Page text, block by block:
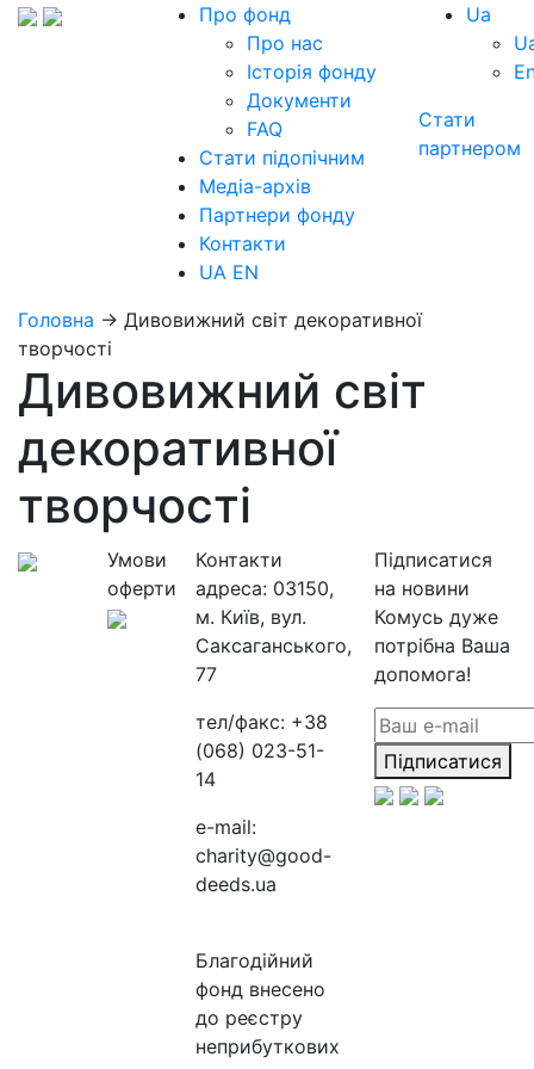
Про фонд
Про нас
Історія фонду
Документи
FAQ
Стати підопічним
Медіа-архів
Партнери фонду
Контакти
UA EN
Ua
Стати
партнером
Головна → Дивовижний світ декоративної
творчості
Дивовижний світ
декоративної
творчості
Умови
оферти
Контакти
адреса: 03150,
м. Київ, вул.
Саксаганського,
77
тел/факс: +38
(068) 023-51-
14
e-mail:
charity@good-
deeds.ua
Благодійний
фонд внесено
до реєстру
неприбуткових
Підписатися
на новини
Комусь дуже
потрібна Ваша
допомога!
Підписатися